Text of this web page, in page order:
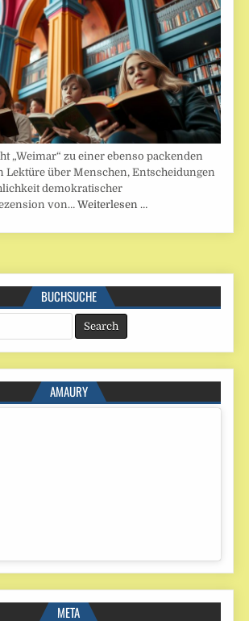
„Weimar“ zu einer ebenso packenden
Lektüre über Menschen, Entscheidungen
demokratischer
von…Weiterlesen …
BUCHSUCHE
AMAURY
META